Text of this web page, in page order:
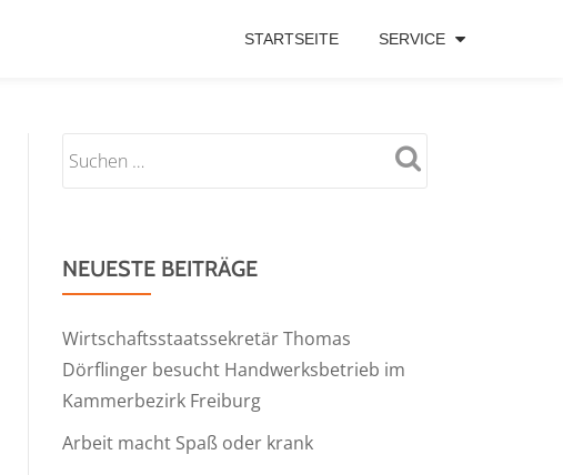
STARTSEITE SERVICE
NEUESTE BEITRÄGE
Wirtschaftsstaatssekretär Thomas
Dörflinger besucht Handwerksbetrieb im
Kammerbezirk Freiburg
Arbeit macht Spaß oder krank